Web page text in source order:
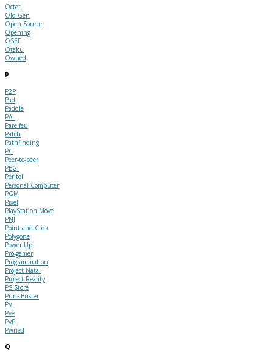
Octet
Old-Gen
Open Source
Opening
OSEF
Otaku
Owned
P
P2P
Pad
Paddle
PAL
Pare feu
Patch
Pathfinding
PC
Peer-to-peer
PEGI
Péritel
Personal Computer
PGM
Pixel
PlayStation Move
PNJ
Point and Click
Polygone
Power Up
Pro-gamer
Programmation
Project Natal
Project Reality
PS Store
PunkBuster
PV
Pve
PvP
Pwned
Q